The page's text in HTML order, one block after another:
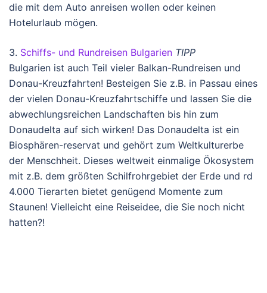
die mit dem Auto anreisen wollen oder keinen
Hotelurlaub mögen.
3. Schiffs- und Rundreisen Bulgarien TIPP
Bulgarien ist auch Teil vieler Balkan-Rundreisen und
Donau-Kreuzfahrten! Besteigen Sie z.B. in Passau eines
der vielen Donau-Kreuzfahrtschiffe und lassen Sie die
abwechlungsreichen Landschaften bis hin zum
Donaudelta auf sich wirken! Das Donaudelta ist ein
Biosphären-reservat und gehört zum Weltkulturerbe
der Menschheit. Dieses weltweit einmalige Ökosystem
mit z.B. dem größten Schilfrohrgebiet der Erde und rd
4.000 Tierarten bietet genügend Momente zum
Staunen! Vielleicht eine Reiseidee, die Sie noch nicht
hatten?!